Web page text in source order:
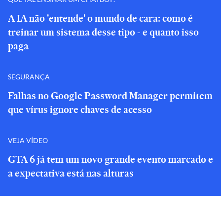
A IA não 'entende' o mundo de cara: como é
treinar um sistema desse tipo - e quanto isso
paga
SEGURANÇA
Falhas no Google Password Manager permitem
que vírus ignore chaves de acesso
VEJA VÍDEO
GTA 6 já tem um novo grande evento marcado e
a expectativa está nas alturas